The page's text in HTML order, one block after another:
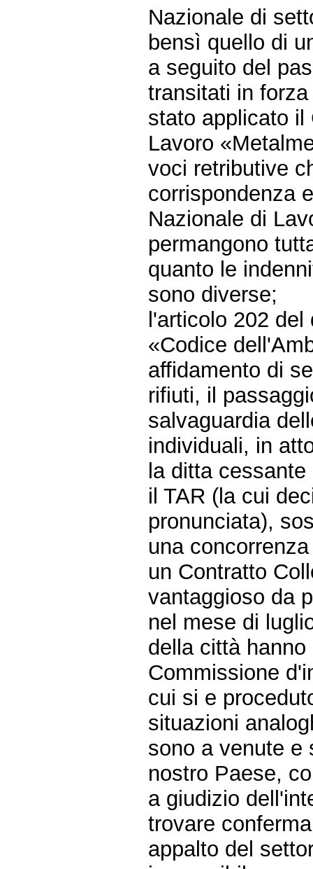
Nazionale di
bensì quello di
a seguito del
transitati in
stato applicato il
Lavoro
voci retributive
corrispondenza
Nazionale di
permangono
quanto le
sono diverse;
l'articolo 202
«Codice
affidamento di
rifiuti, il
salvaguardia
individuali, in
la ditta
il TAR (la cui
pronunciata),
una
un Contratto
vantaggioso da
nel mese di
della città
Commissione
cui si e
situazioni
sono a venute e
nostro Paese,
a giudizio
trovare
appalto del